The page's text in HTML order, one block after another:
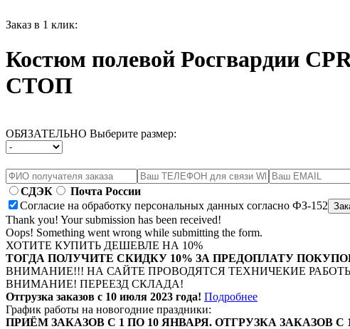
Заказ в 1 клик:
Костюм полевой Росгвардии
СТОП
ОБЯЗАТЕЛЬНО Выберите размер:
СДЭК
Почта России
Согласие на обработку персональных данных согласно ФЗ-152
Thank you! Your submission has been received!
Oops! Something went wrong while submitting the form.
ХОТИТЕ КУПИТЬ ДЕШЕВЛЕ НА 10%
ТОГДА ПОЛУЧИТЕ СКИДКУ 10% ЗА ПРЕДОПЛАТУ
ВНИМАНИЕ!!! НА САЙТЕ ПРОВОДЯТСЯ ТЕХНИЧЕКИЕ
ВНИМАНИЕ! ПЕРЕЕЗД СКЛАДА!
Отгрузка заказов с 10 июля 2023 года! Подробнее
График работы на новогодние праздники:
ПРИЁМ ЗАКАЗОВ С 1 ПО 10 ЯНВАРЯ. ОТГРУЗКА ЗАКАЗОВ С